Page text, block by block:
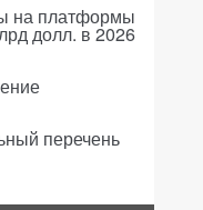
на платформы
долл. в 2026
перечень